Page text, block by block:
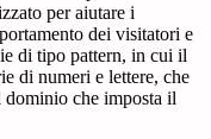
per aiutare i
dei visitatori e
di tipo pattern, in cui il
di numeri e lettere, che
che imposta il